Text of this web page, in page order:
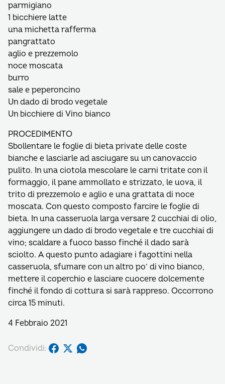
parmigiano
1 bicchiere latte
una michetta rafferma
pangrattato
aglio e prezzemolo
noce moscata
burro
sale e peperoncino
Un dado di brodo vegetale
Un bicchiere di Vino bianco
PROCEDIMENTO
Sbollentare le foglie di bieta private delle coste
bianche e lasciarle ad asciugare su un canovaccio
pulito. In una ciotola mescolare le carni tritate con il
formaggio, il pane ammollato e strizzato, le uova, il
trito di prezzemolo e aglio e una grattata di noce
moscata. Con questo composto farcire le foglie di
bieta. In una casseruola larga versare 2 cucchiai di olio,
aggiungere un dado di brodo vegetale e tre cucchiai di
vino; scaldare a fuoco basso finché il dado sarà
sciolto. A questo punto adagiare i fagottini nella
casseruola, sfumare con un altro po’ di vino bianco,
mettere il coperchio e lasciare cuocere dolcemente
finché il fondo di cottura si sarà rappreso. Occorrono
circa 15 minuti.
4 Febbraio 2021
Condividi: